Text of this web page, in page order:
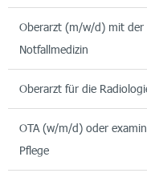
Oberarzt (m/w/d) mit der
Notfallmedizin
Oberarzt für die
OTA (w/m/d) oder
Pflege